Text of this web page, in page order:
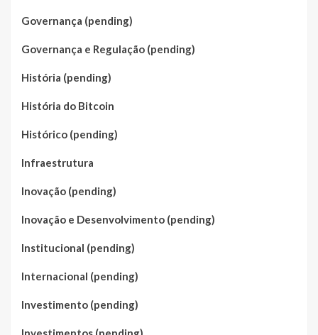
Governança (pending)
Governança e Regulação (pending)
História (pending)
História do Bitcoin
Histórico (pending)
Infraestrutura
Inovação (pending)
Inovação e Desenvolvimento (pending)
Institucional (pending)
Internacional (pending)
Investimento (pending)